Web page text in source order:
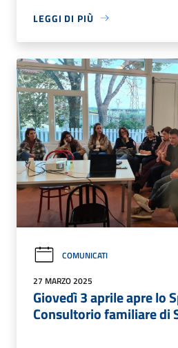
LEGGI DI PIÙ
COMUNICATI
27 MARZO 2025
Giovedì 3 aprile apre lo
Consultorio familiare di